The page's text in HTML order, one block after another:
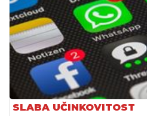
SLABA UČINKOVITOST